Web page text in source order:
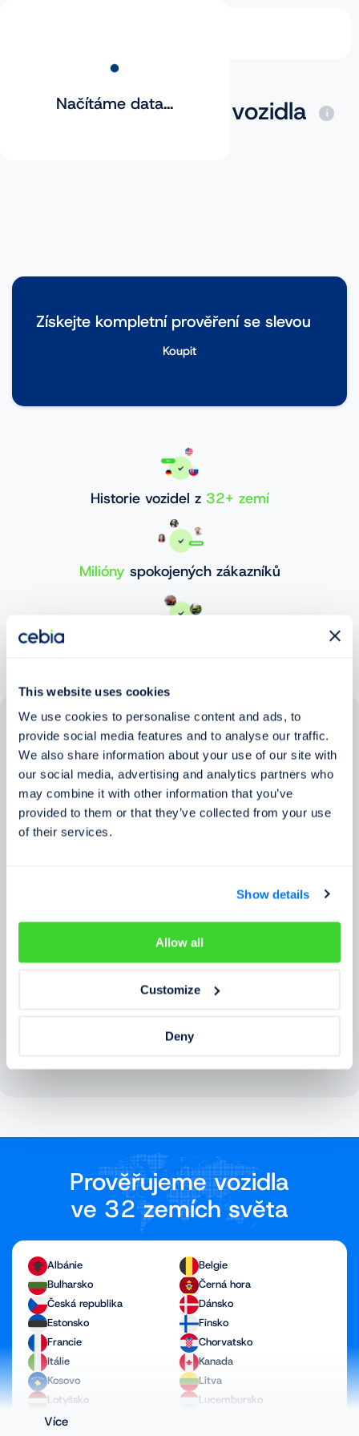
This website uses cookies
We use cookies to personalise content and ads, to
provide social media features and to analyse our traffic.
We also share information about your use of our site with
our social media, advertising and analytics partners who
may combine it with other information that you’ve
provided to them or that they’ve collected from your use
of their services.
Show details
Allow all
Customize
Deny
Načítáme data...
Základní prověření vozidla
Získejte kompletní prověření se slevou
Koupit
Historie vozidel z 32+ zemí
Milióny spokojených zákazníků
Zkušenosti zákazníků
Zjistěte, co o našem prověření říkají lidé
Prověřujeme vozidla
ve 32 zemích světa
Albánie
Belgie
Bulharsko
Černá hora
Česká republika
Dánsko
Estonsko
Finsko
Francie
Chorvatsko
Itálie
Kanada
Kosovo
Litva
Lotyšsko
Lucembursko
Maďarsko
Více